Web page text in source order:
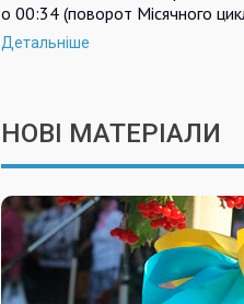
о 00:34 (поворот Місячного
Детальніше
НОВІ МАТЕРІАЛИ